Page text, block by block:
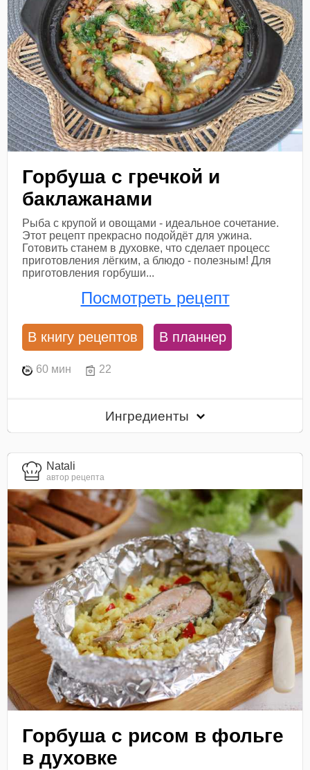
Горбуша с гречкой и
баклажанами
Рыба с крупой и овощами - идеальное сочетание.
Этот рецепт прекрасно подойдёт для ужина.
Готовить станем в духовке, что сделает процесс
приготовления лёгким, а блюдо - полезным! Для
приготовления горбуши...
Посмотреть рецепт
В книгу рецептов В планнер
60 мин 22
Ингредиенты
Natali
автор рецепта
Горбуша с рисом в фольге
в духовке